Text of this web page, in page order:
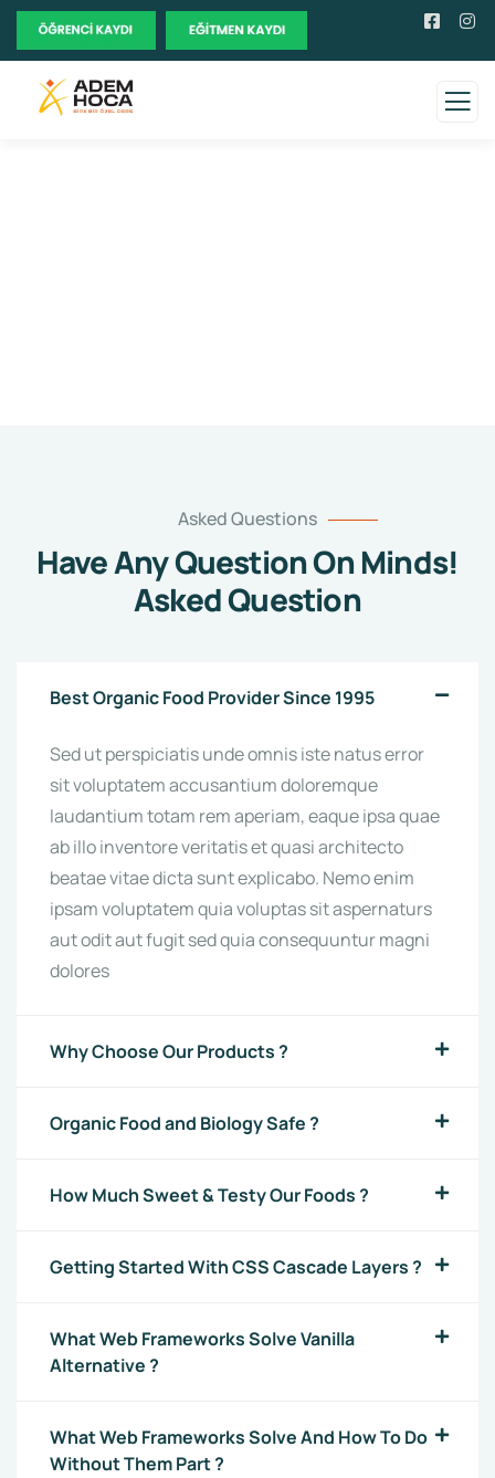
Asked Questions
Have Any Question On Minds!
Asked Question
Best Organic Food Provider Since 1995
Sed ut perspiciatis unde omnis iste natus error
sit voluptatem accusantium doloremque
laudantium totam rem aperiam, eaque ipsa quae
ab illo inventore veritatis et quasi architecto
beatae vitae dicta sunt explicabo. Nemo enim
ipsam voluptatem quia voluptas sit aspernaturs
aut odit aut fugit sed quia consequuntur magni
dolores
Why Choose Our Products ?
Organic Food and Biology Safe ?
How Much Sweet & Testy Our Foods ?
Getting Started With CSS Cascade Layers ?
What Web Frameworks Solve Vanilla
Alternative ?
What Web Frameworks Solve And How To Do
Without Them Part ?